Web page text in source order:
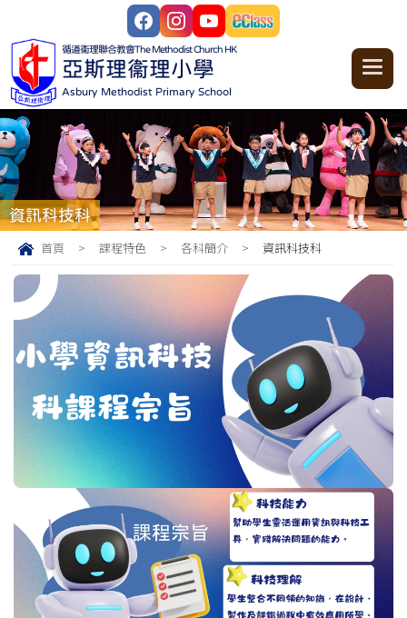
循道衞理聯合教會The Methodist Church HK
亞斯理衞理小學
Asbury Methodist Primary School
資訊科技科
首頁 > 課程特色 > 各科簡介 > 資訊科技科